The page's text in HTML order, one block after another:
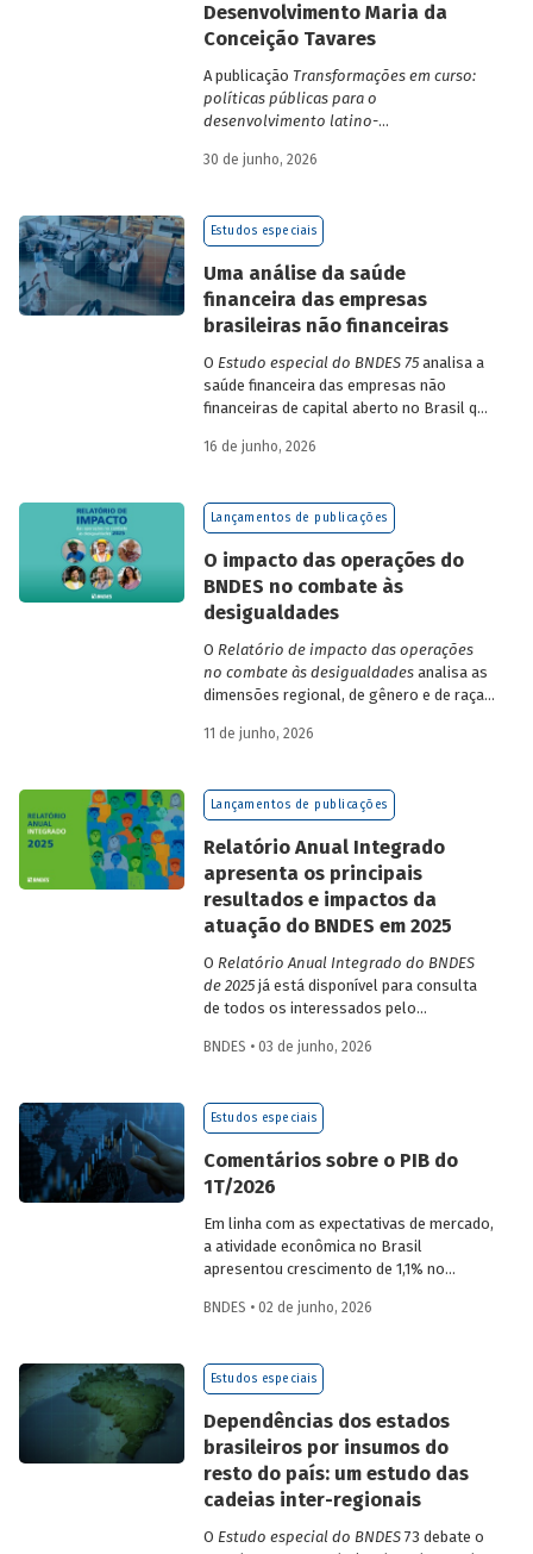
Desenvolvimento Maria da
Conceição Tavares
A publicação Transformações em curso:
políticas públicas para o
desenvolvimento latino-
da Escola de Governo e Desenvolvimento
30 de junho, 2026
Estudos especiais
Uma análise da saúde
financeira das empresas
brasileiras não financeiras
O Estudo especial do BNDES 75analisa a
saúde financeira das empresas não
financeiras de capital aberto no Brasil que
valores. Para isso, parte de uma amostra
de finanças e seguros – e de quatro
dimensões: lucratividade, solvência,
16 de junho, 2026
Lançamentos de publicações
O impacto das operações do
BNDES no combate às
desigualdades
O Relatório de impacto das operações
no combate às desigualdadesanalisa as
dimensões regional, de gênero e de raça,
desigualdade de renda no Brasil, no
BNDES.
11 de junho, 2026
Lançamentos de publicações
Relatório Anual Integrado
apresenta os principais
resultados e impactos da
atuação do BNDES em 2025
O Relatório Anual Integrado do BNDES
de 2025já está disponível para consulta
de todos os interessados pelo
sua prestação de contas. O documento
principais resultados, os impactos de sua
atuação no ano, e mostra como o BNDES
consistente e sólida, mesmo diante de
cenários desafiadores.
BNDES • 03 de junho, 2026
Estudos especiais
Comentários sobre o PIB do
1T/2026
Em linha com as expectativas de mercado,
a atividade econômica no Brasil
apresentou crescimento de 1,1% no
imediatamente anterior, na série ajustada
detalhada e uma previsão para os
próximos meses no
BNDES • 02 de junho, 2026
Estudos especiais
Dependências dos estados
brasileiros por insumos do
resto do país: um estudo das
cadeias inter-regionais
O Estudo especial do BNDES73 debate o